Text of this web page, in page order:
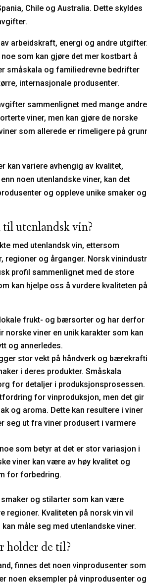
Chile og Australia. Dette skyldes
arbeidskraft, energi og andre
som kan gjøre det mer kostbart å
småskala og familiedrevne bedrifter
internasjonale produsenter.
sammenlignet med mange andre
viner, men kan gjøre de norske
som allerede er rimeligere på
kan variere avhengig av kvalitet,
noen utenlandske viner, kan det
og oppleve unike smaker og
utenlandsk vin?
med utenlandsk vin, ettersom
regioner og årganger. Norsk
profil sammenlignet med de store
kan hjelpe oss å vurdere kvaliteten
frukt- og bærsorter og har derfor
norske viner en unik karakter som kan
og annerledes.
stor vekt på håndverk og
i deres produkter. Småskala
for detaljer i produksjonsprosessen.
for vinproduksjon, men det gir
og aroma. Dette kan resultere i viner
seg ut fra viner produsert i varmere
som betyr at det er stor variasjon i
viner kan være av høy kvalitet og
for forbedring.
smaker og stilarter som kan være
regioner. Kvaliteten på norsk vin vil
måle seg med utenlandske viner.
holder de til?
finnes det noen vinprodusenter som
noen eksempler på vinprodusenter og